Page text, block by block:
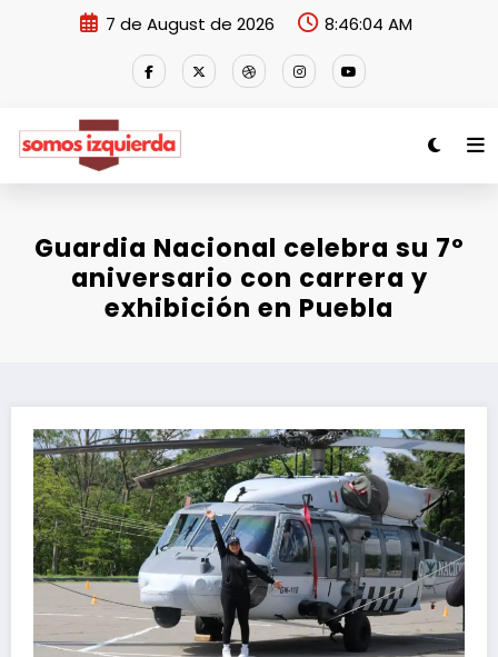
7 de August de 2026 8:46:04 AM
Guardia Nacional celebra su 7º
aniversario con carrera y
exhibición en Puebla